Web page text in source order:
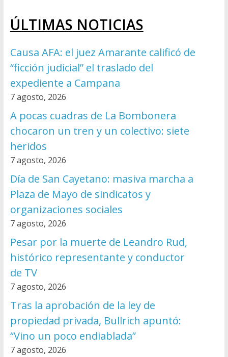
ÚLTIMAS NOTICIAS
Causa AFA: el juez Amarante calificó de
“ficción judicial” el traslado del
expediente a Campana
7 agosto, 2026
A pocas cuadras de La Bombonera
chocaron un tren y un colectivo: siete
heridos
7 agosto, 2026
Día de San Cayetano: masiva marcha a
Plaza de Mayo de sindicatos y
organizaciones sociales
7 agosto, 2026
Pesar por la muerte de Leandro Rud,
histórico representante y conductor
de TV
7 agosto, 2026
Tras la aprobación de la ley de
propiedad privada, Bullrich apuntó:
“Vino un poco endiablada”
7 agosto, 2026